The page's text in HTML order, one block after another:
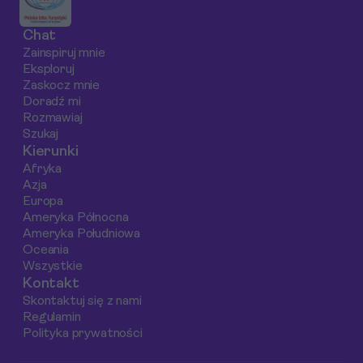
restauracji, które
zdefiniują Twoje
gastronomiczne
wspomnienia z
wyspy.
Chat
Zainspiruj mnie
Eksploruj
Zaskocz mnie
Doradź mi
Rozmawiaj
Szukaj
Kierunki
Afryka
Azja
Europa
Ameryka Północna
Ameryka Południowa
Oceania
Wszystkie
Kontakt
Skontaktuj się z nami
Regulamin
Polityka prywatności